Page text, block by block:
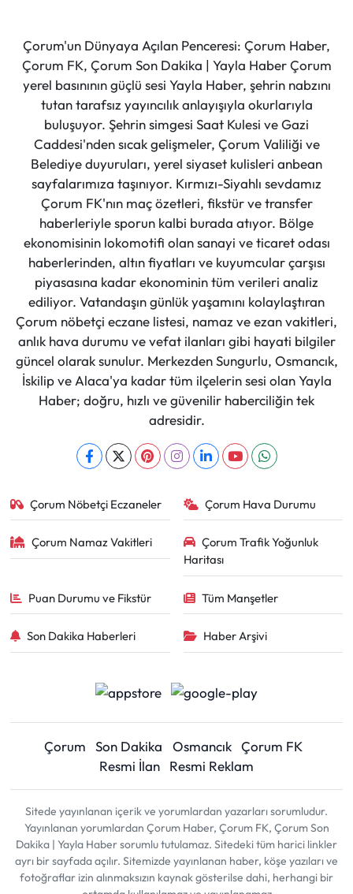
Çorum'un Dünyaya Açılan Penceresi: Çorum Haber,
Çorum FK, Çorum Son Dakika | Yayla Haber Çorum
yerel basınının güçlü sesi Yayla Haber, şehrin nabzını
tutan tarafsız yayıncılık anlayışıyla okurlarıyla
buluşuyor. Şehrin simgesi Saat Kulesi ve Gazi
Caddesi'nden sıcak gelişmeler, Çorum Valiliği ve
Belediye duyuruları, yerel siyaset kulisleri anbean
sayfalarımıza taşınıyor. Kırmızı-Siyahlı sevdamız
Çorum FK'nın maç özetleri, fikstür ve transfer
haberleriyle sporun kalbi burada atıyor. Bölge
ekonomisinin lokomotifi olan sanayi ve ticaret odası
haberlerinden, altın fiyatları ve kuyumcular çarşısı
piyasasına kadar ekonominin tüm verileri analiz
ediliyor. Vatandaşın günlük yaşamını kolaylaştıran
Çorum nöbetçi eczane listesi, namaz ve ezan vakitleri,
anlık hava durumu ve vefat ilanları gibi hayati bilgiler
güncel olarak sunulur. Merkezden Sungurlu, Osmancık,
İskilip ve Alaca'ya kadar tüm ilçelerin sesi olan Yayla
Haber; doğru, hızlı ve güvenilir haberciliğin tek
adresidir.
Çorum Nöbetçi Eczaneler Çorum Hava Durumu
Çorum Namaz Vakitleri
Çorum Trafik Yoğunluk
Haritası
Puan Durumu ve Fikstür Tüm Manşetler
Son Dakika Haberleri Haber Arşivi
Çorum Son Dakika Osmancık Çorum FK
Resmi İlan
Resmi Reklam
Sitede yayınlanan içerik ve yorumlardan yazarları sorumludur.
Yayınlanan yorumlardan Çorum Haber, Çorum FK, Çorum Son
Dakika | Yayla Haber sorumlu tutulamaz. Sitedeki tüm harici linkler
ayrı bir sayfada açılır. Sitemizde yayınlanan haber, köşe yazıları ve
fotoğraflar izin alınmaksızın kaynak gösterilse dahi, herhangi bir